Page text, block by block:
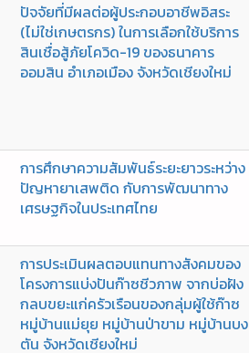
ปัจจัยที่มีผลต่อผู้ประกอบอาชีพอิสระ
(ไม่ใช่เกษตรกร) ในการเลือกใช้บริการ
สินเชื่อสู้ภัยโควิด-19 ของธนาคาร
ออมสิน อำเภอเมือง จังหวัดเชียงใหม่
การศึกษาความสัมพันธ์ระยะยาวระหว่าง
ปัญหายาเสพติด กับการพัฒนาทาง
เศรษฐกิจในประเทศไทย
การประเมินผลตอบแทนทางสังคมของ
โครงการแบ่งปันก๊าซชีวภาพ จากบ่อฝัง
กลบขยะแก่ครัวเรือนของกลุ่มผู้ใช้ก๊าซ
หมู่บ้านแม่ยุย หมู่บ้านป่าขาม หมู่บ้านบง
ตัน จังหวัดเชียงใหม่